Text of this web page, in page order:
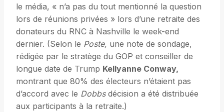
le média, « n’a pas du tout mentionné la question
lors de réunions privées » lors d’une retraite des
donateurs du RNC à Nashville le week-end
dernier. (Selon le Poste, une note de sondage,
rédigée par le stratège du GOP et conseiller de
longue date de Trump Kellyanne Conway,
montrant que 80% des électeurs n’étaient pas
d’accord avec le Dobbsdécision a été distribuée
aux participants à la retraite.)